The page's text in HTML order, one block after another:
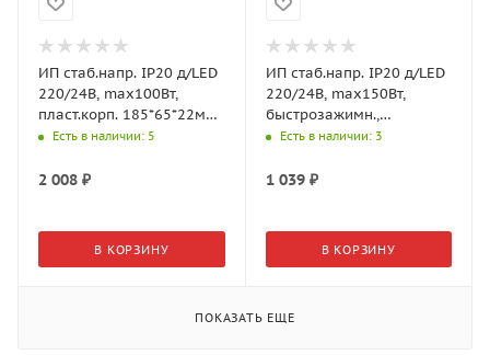
ИП стаб.напр. IP20 д/LED
220/24В, max100Вт,
пласт.корп. 185*65*22мм
(GLS)Есть в наличии: 5
2 008 ₽
В КОРЗИНУ
ИП стаб.напр. IP20 д/LED
220/24В, max150Вт,
быстрозажимн.,
алюм.корп. 235*50*24мм
Есть в наличии: 3
1 039₽
В КОРЗИНУ
ПОКАЗАТЬ ЕЩЕ